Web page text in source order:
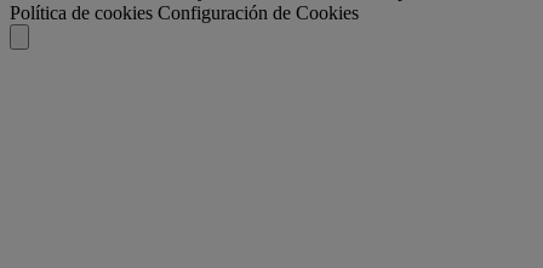
Política de cookies Configuración de Cookies